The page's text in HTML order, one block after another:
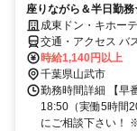
座りながら＆半日勤
成東ドン・キホー
交通・アクセス バ
時給1,140円以上
千葉県山武市
勤務時間詳細 【早
18:50（実働5時間
にご相談下さい！